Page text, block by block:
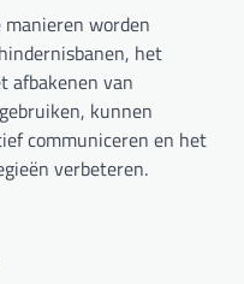
worden
het
afbakenen van
kunnen
communiceren en het
verbeteren.